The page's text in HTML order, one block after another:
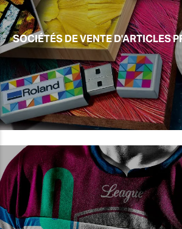
SOCIÉTÉS DE VENTE D'ARTICLES